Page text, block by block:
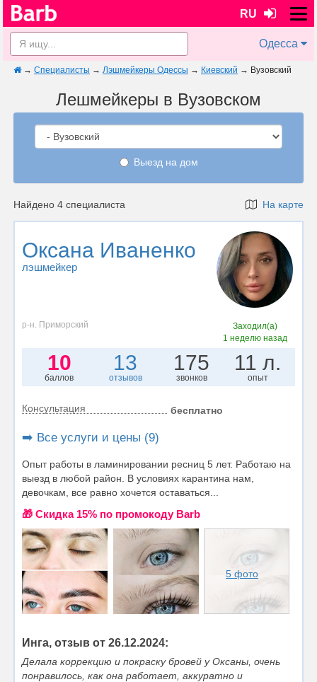
RU
Одесса
→ Специалисты → Лэшмейкеры Одессы → Киевский → Вузовский
Лешмейкеры в Вузовском
Выезд на дом
Найдено 4 специалиста На карте
Оксана Иваненко
лэшмейкер
р-н. Приморский
Заходил(а)
1 неделю назад
10
баллов
13
отзывов
175
звонков
11 л.
опыт
Консультация бесплатно
➡️ Все услуги и цены (9)
Опыт работы в ламинировании ресниц 5 лет. Работаю на
выезд в любой район. В условиях карантина нам,
девочкам, все равно хочется оставаться...
🎁 Cкидка 15% по промокоду Barb
5 фото
Инга, отзыв от 26.12.2024:
Делала коррекцию и покраску бровей у Оксаны, очень
понравилось, как она работает, аккуратно и